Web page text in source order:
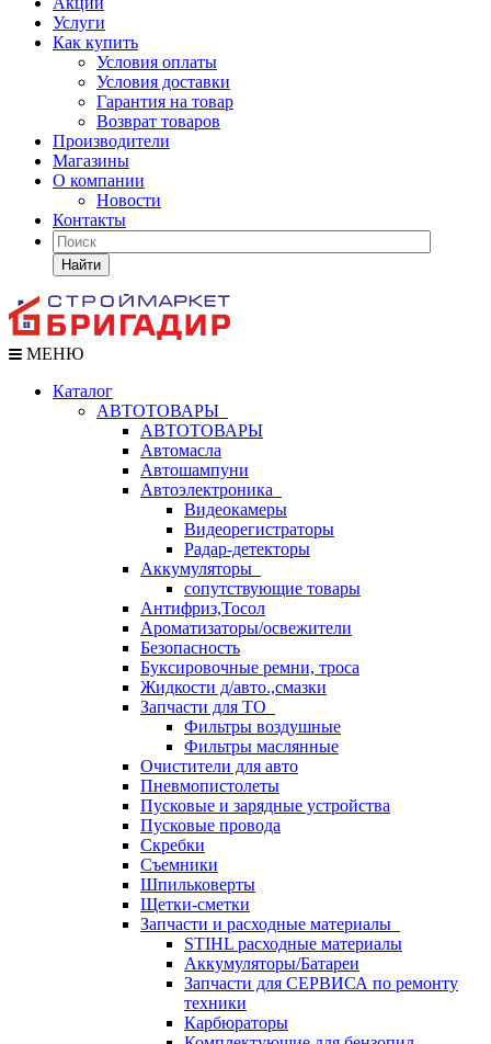
Услуги
Как купить
Условия оплаты
Условия доставки
Гарантия на товар
Возврат товаров
Производители
Магазины
О компании
Новости
Контакты
Найти
МЕНЮ
Каталог
АВТОТОВАРЫ
АВТОТОВАРЫ
Автомасла
Автошампуни
Автоэлектроника
Видеокамеры
Видеорегистраторы
Радар-детекторы
Аккумуляторы
сопутствующие товары
Антифриз,Тосол
Ароматизаторы/освежители
Безопасность
Буксировочные ремни, троса
Жидкости д/авто.,смазки
Запчасти для ТО
Фильтры воздушные
Фильтры маслянные
Очистители для авто
Пневмопистолеты
Пусковые и зарядные устройства
Пусковые провода
Скребки
Съемники
Шпильковерты
Щетки-сметки
Запчасти и расходные материалы
STIHL расходные материалы
Аккумуляторы/Батареи
Запчасти для СЕРВИСА по ремонту
техники
Карбюраторы